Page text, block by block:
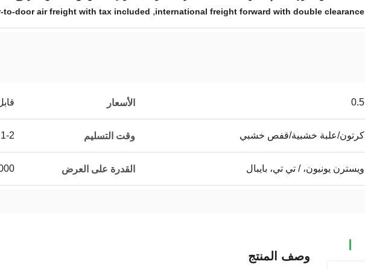
international freight forward with double clearance
,
to-door air freight with tax included
0.5 الأسعار
كرتون/علبة خشبية/قفص خشبي وقت التسليم 1-2 أيام
ويسترن يونيون، / تي تي، بايبال القدرة على العرض
وصف المنتج